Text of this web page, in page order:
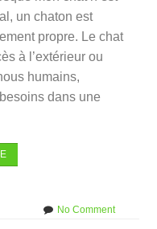
un chaton est
propre. Le chat
à l’extérieur ou
humains,
dans une
No Commenton